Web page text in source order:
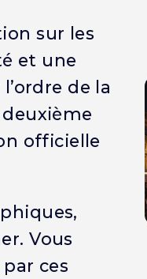
sur les
et une
de la
officielle
Vous
ces